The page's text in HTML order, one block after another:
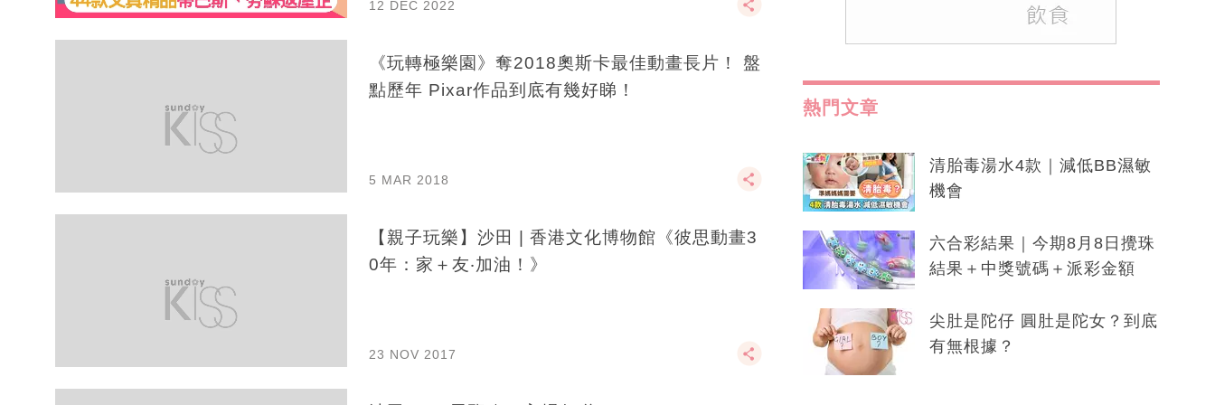
12 DEC 2022
《玩轉極樂園》奪2018奧斯卡最佳動畫長片！ 盤
點歷年 Pixar作品到底有幾好睇！
5 MAR 2018
【親子玩樂】沙田 | 香港文化博物館《彼思動畫3
0年：家＋友‧加油！》
23 NOV 2017
熱門文章
清胎毒湯水4款｜減低BB濕敏
機會
六合彩結果｜今期8月8日攪珠
結果＋中獎號碼＋派彩金額
尖肚是陀仔 圓肚是陀女？到底
有無根據？